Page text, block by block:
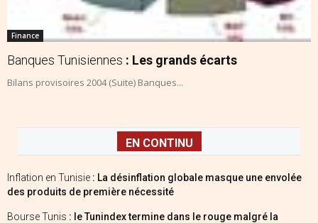
Finance
Banques Tunisiennes : Les grands écarts
Bilans provisoires 2004 (Suite) Banques...
EN CONTINU
Inflation en Tunisie : La désinflation globale masque une envolée
des produits de première nécessité
Bourse Tunis : le Tunindex termine dans le rouge malgré la